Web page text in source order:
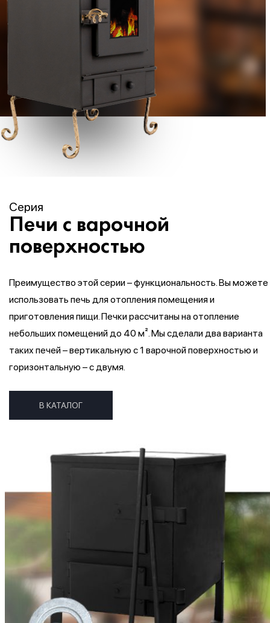
Серия
Печи с варочной
поверхностью
Преимущество этой серии – функциональность. Вы можете
использовать печь для отопления помещения и
приготовления пищи. Печки рассчитаны на отопление
небольших помещений до 40 м². Мы сделали два варианта
таких печей – вертикальную с 1 варочной поверхностью и
горизонтальную – с двумя.
В КАТАЛОГ